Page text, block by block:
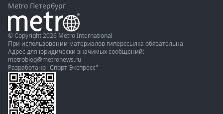
Metro Петербург
© Copyright 2026 Metro International
При использовании материалов гиперссылка обязательна
Адрес для юридически значимых сообщений:
metroblog@metronews.ru
Разработано "Спорт-Экспресс"